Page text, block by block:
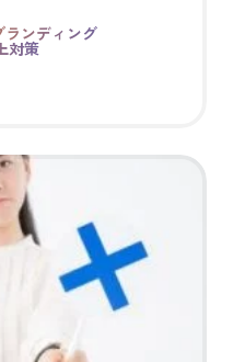
ンディング
対策